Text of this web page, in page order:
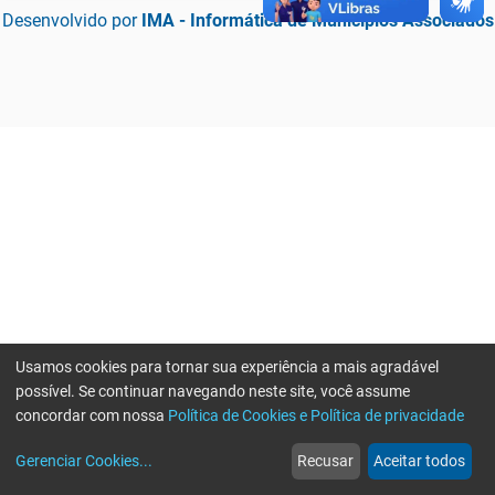
Desenvolvido por IMA - Informática de Municípios Associados
web
Notícias
more_horiz
Mais
Usamos cookies para tornar sua experiência a mais agradável
possível. Se continuar navegando neste site, você assume
concordar com nossa Política de Cookies e Política de privacidade
Gerenciar Cookies... Recusar Aceitar todos
Erro ao enviar informações, por favor tente novamente